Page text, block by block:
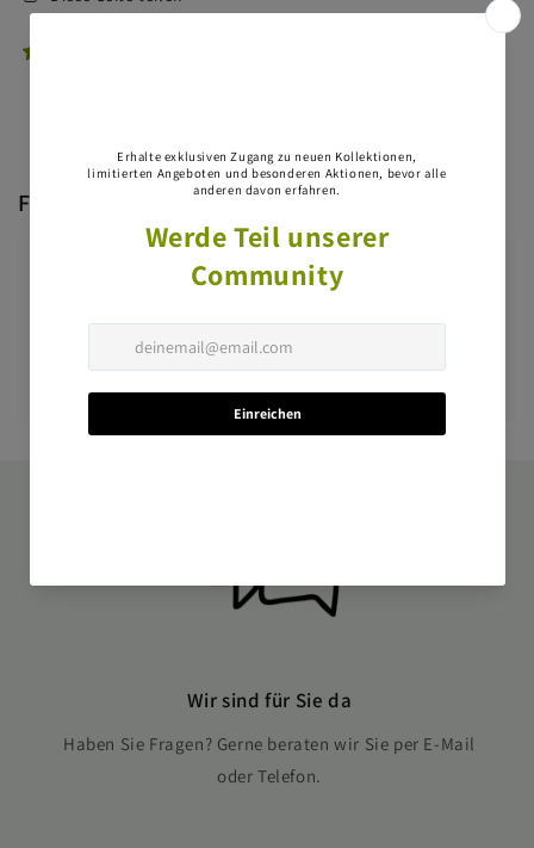
Fragen & Antworten
Haben Sie eine Frage?
Eine Frage stellen
Wir sind für Sie da
Haben Sie Fragen? Gerne beraten wir Sie per E-Mail
oder Telefon.